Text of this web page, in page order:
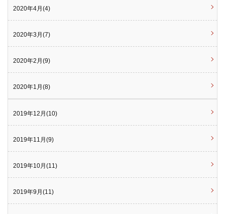
2020年4月(4)
2020年3月(7)
2020年2月(9)
2020年1月(8)
2019年12月(10)
2019年11月(9)
2019年10月(11)
2019年9月(11)